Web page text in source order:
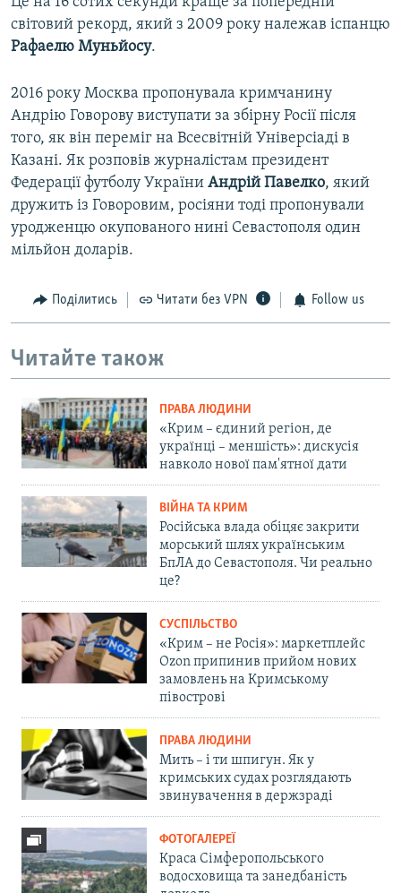
світовий рекорд, який з 2009 року належав іспанцю
Рафаелю Муньйосу.
2016 року Москва пропонувала кримчанину
Андрію Говорову виступати за збірну Росії після
того, як він переміг на Всесвітній Універсіаді в
Казані. Як розповів журналістам президент
Федерації футболу України Андрій Павелко, який
дружить із Говоровим, росіяни тоді пропонували
уродженцю окупованого нині Севастополя один
мільйон доларів.
Поділитись Читати без VPN Follow us
Читайте також
ПРАВА ЛЮДИНИ
«Крим – єдиний регіон, де
українці – меншість»: дискусія
навколо нової пам'ятної дати
ВІЙНА ТА КРИМ
Російська влада обіцяє закрити
морський шлях українським
БпЛА до Севастополя. Чи реально
це?
СУСПІЛЬСТВО
«Крим – не Росія»: маркетплейс
Ozon припинив прийом нових
замовлень на Кримському
півострові
ПРАВА ЛЮДИНИ
Мить – і ти шпигун. Як у
кримських судах розглядають
звинувачення в держзраді
ФОТОГАЛЕРЕЇ
Краса Сімферопольського
водосховища та занедбаність